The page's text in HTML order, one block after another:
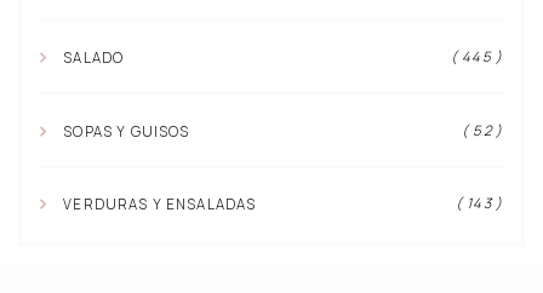
SALADO ( 445 )
SOPAS Y GUISOS ( 52 )
VERDURAS Y ENSALADAS ( 143 )